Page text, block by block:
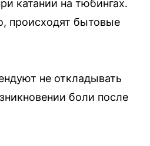
катании на тюбингах.
происходят бытовые
не откладывать
боли после